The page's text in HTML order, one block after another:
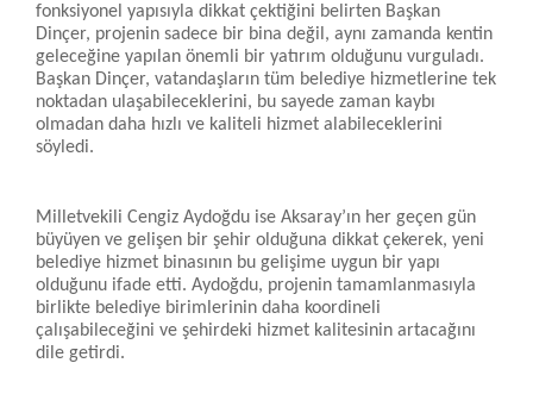
fonksiyonel yapısıyla dikkat çektiğini belirten Başkan
Dinçer, projenin sadece bir bina değil, aynı zamanda kentin
geleceğine yapılan önemli bir yatırım olduğunu vurguladı.
Başkan Dinçer, vatandaşların tüm belediye hizmetlerine tek
noktadan ulaşabileceklerini, bu sayede zaman kaybı
olmadan daha hızlı ve kaliteli hizmet alabileceklerini
söyledi.
Milletvekili Cengiz Aydoğdu ise Aksaray’ın her geçen gün
büyüyen ve gelişen bir şehir olduğuna dikkat çekerek, yeni
belediye hizmet binasının bu gelişime uygun bir yapı
olduğunu ifade etti. Aydoğdu, projenin tamamlanmasıyla
birlikte belediye birimlerinin daha koordineli
çalışabileceğini ve şehirdeki hizmet kalitesinin artacağını
dile getirdi.